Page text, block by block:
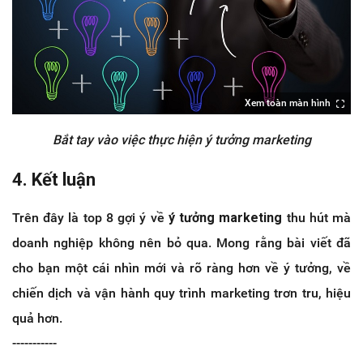
Xem toàn màn hình
Bắt tay vào việc thực hiện ý tưởng marketing
4. Kết luận
Trên đây là top 8 gợi ý về ý tưởng marketing thu hút mà
doanh nghiệp không nên bỏ qua. Mong rằng bài viết đã
cho bạn một cái nhìn mới và rõ ràng hơn về ý tưởng, về
chiến dịch và vận hành quy trình marketing trơn tru, hiệu
quả hơn.
-----------